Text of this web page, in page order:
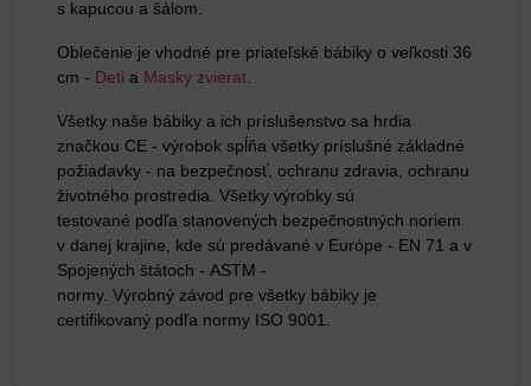
s kapucou a šálom.
Oblečenie je vhodné pre priateľské bábiky o veľkosti 36
cm - Deti a Masky zvierat
Všetky naše bábiky a ich príslušenstvo sa hrdia
značkou CE - výrobok spĺňa všetky príslušné základné
požiadavky - na bezpečnosť, ochranu zdravia, ochranu
životného prostredia. Všetky výrobky sú
testované podľa stanovených bezpečnostných noriem
v danej krajine, kde sú predávané v Európe - EN 71 a v
Spojených štátoch - ASTM -
normy. Výrobný závod pre všetky bábiky je
certifikovaný podľa normy ISO 9001.